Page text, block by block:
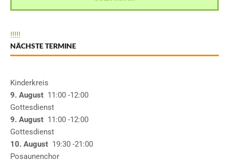
!!!!!
NÄCHSTE TERMINE
Kinderkreis
9. August 11:00 -12:00
Gottesdienst
9. August 11:00 -12:00
Gottesdienst
10. August 19:30 -21:00
Posaunenchor